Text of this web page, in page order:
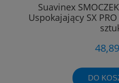
Suavinex
Uspokajający SX
DO